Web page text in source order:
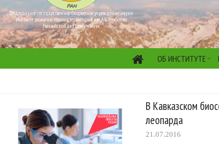
Федеральное государственное бюджетное учреждение науки
Институт экологии горных территорий им. А.К. Темботова
Российской академии наук
ОБ ИНСТИТУТЕ
В Кавказском
леопарда
21.07.2016